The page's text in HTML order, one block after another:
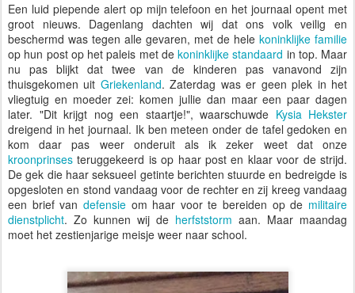
Een luid piepende alert op mijn telefoon en het journaal opent met
groot nieuws. Dagenlang dachten wij dat ons volk veilig en
beschermd was tegen alle gevaren, met de hele koninklijke familie
op hun post op het paleis met de koninklijke standaard in top. Maar
nu pas blijkt dat twee van de kinderen pas vanavond zijn
thuisgekomen uit Griekenland. Zaterdag was er geen plek in het
vliegtuig en moeder zei: komen jullie dan maar een paar dagen
later. "Dit krijgt nog een staartje!", waarschuwde Kysia Hekster
dreigend in het journaal. Ik ben meteen onder de tafel gedoken en
kom daar pas weer onderuit als ik zeker weet dat onze
kroonprinses teruggekeerd is op haar post en klaar voor de strijd.
De gek die haar seksueel getinte berichten stuurde en bedreigde is
opgesloten en stond vandaag voor de rechter en zij kreeg vandaag
een brief van defensieom haar voor te bereiden op de militaire
dienstplicht. Zo kunnen wij de herfststorm aan. Maar maandag
moet het zestienjarige meisje weer naar school.